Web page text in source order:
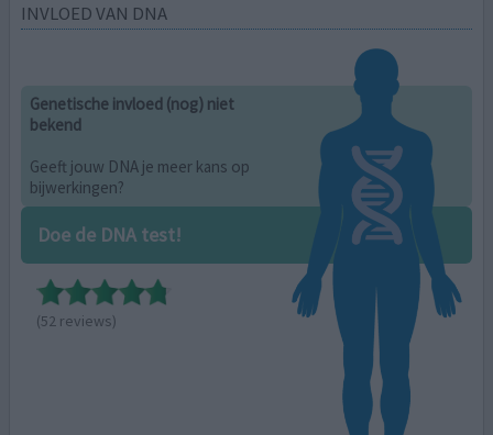
INVLOED VAN DNA
Genetische invloed (nog) niet
bekend
Geeft jouw DNA je meer kans op
bijwerkingen?
Doe de DNA test!
(52 reviews)